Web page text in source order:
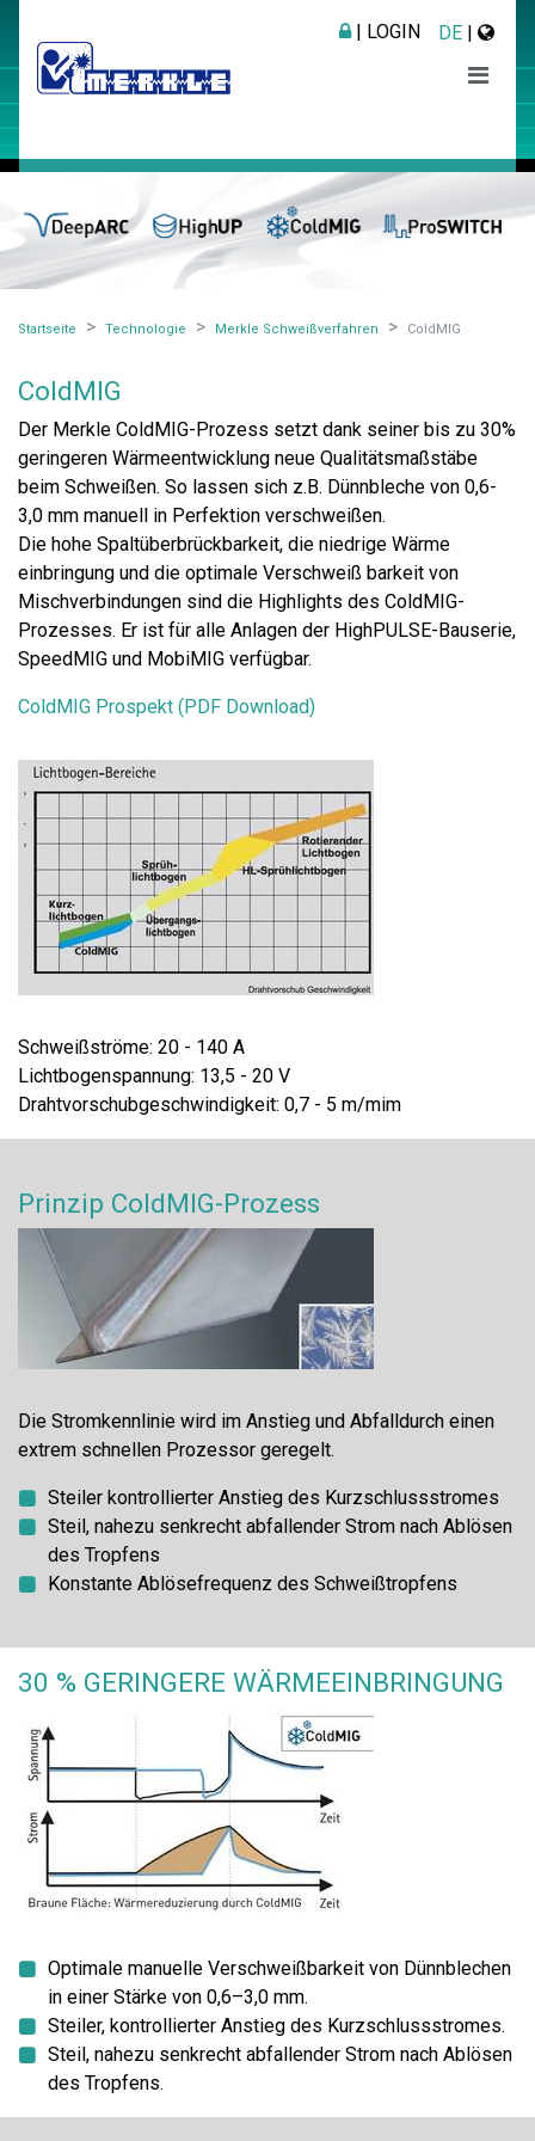
| LOGIN DE |
Startseite Technologie Merkle Schweißverfahren ColdMIG
ColdMIG
Der Merkle ColdMIG-Prozess setzt dank seiner bis zu 30%
geringeren Wärmeentwicklung neue Qualitätsmaßstäbe
beim Schweißen. So lassen sich z.B. Dünnbleche von 0,6-
3,0 mm manuell in Perfektion verschweißen.
Die hohe Spaltüberbrückbarkeit, die niedrige Wärme
einbringung und die optimale Verschweiß barkeit von
Mischverbindungen sind die Highlights des ColdMIG-
Prozesses. Er ist für alle Anlagen der HighPULSE-Bauserie,
SpeedMIG und MobiMIG verfügbar.
ColdMIG Prospekt (PDF Download)
Schweißströme: 20 - 140 A
Lichtbogenspannung: 13,5 - 20 V
Drahtvorschubgeschwindigkeit: 0,7 - 5 m/mim
Prinzip ColdMIG-Prozess
Die Stromkennlinie wird im Anstieg und Abfalldurch einen
extrem schnellen Prozessor geregelt.
Steiler kontrollierter Anstieg des Kurzschlussstromes
Steil, nahezu senkrecht abfallender Strom nach Ablösen
des Tropfens
Konstante Ablösefrequenz des Schweißtropfens
30 % GERINGERE WÄRMEEINBRINGUNG
Optimale manuelle Verschweißbarkeit von Dünnblechen
in einer Stärke von 0,6–3,0 mm.
Steiler, kontrollierter Anstieg des Kurzschlussstromes.
Steil, nahezu senkrecht abfallender Strom nach Ablösen
des Tropfens.